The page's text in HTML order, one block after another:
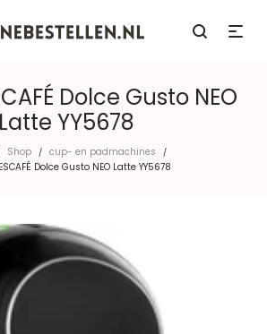
Dolce Gusto NEO
Latte YY5678
Shop / cup- en padmachines /
Dolce Gusto NEO Latte YY5678